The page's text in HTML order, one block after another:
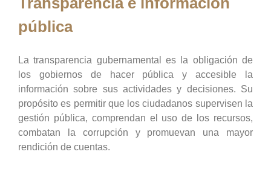
pública
La transparencia gubernamental es la obligación de
los gobiernos de hacer pública y accesible la
información sobre sus actividades y decisiones. Su
propósito es permitir que los ciudadanos supervisen la
gestión pública, comprendan el uso de los recursos,
combatan la corrupción y promuevan una mayor
rendición de cuentas.